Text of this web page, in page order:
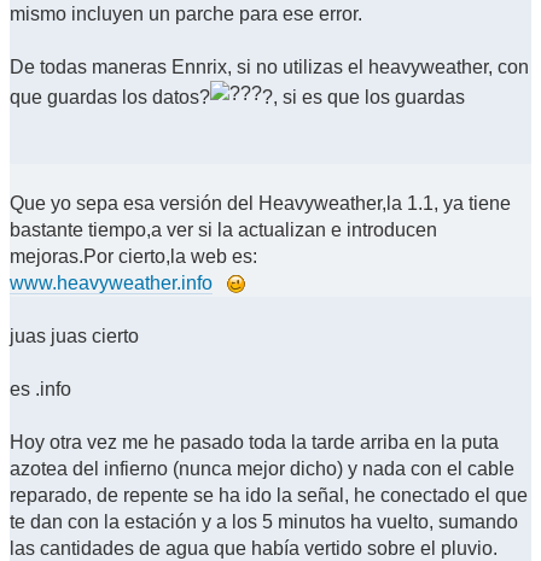
mismo incluyen un parche para ese error.
De todas maneras Ennrix, si no utilizas el heavyweather, con
que guardas los datos?
?, si es que los guardas
Que yo sepa esa versión del Heavyweather,la 1.1, ya tiene
bastante tiempo,a ver si la actualizan e introducen
mejoras.Por cierto,la web es:
www.heavyweather.info
juas juas cierto
es .info
Hoy otra vez me he pasado toda la tarde arriba en la puta
azotea del infierno (nunca mejor dicho) y nada con el cable
reparado, de repente se ha ido la señal, he conectado el que
te dan con la estación y a los 5 minutos ha vuelto, sumando
las cantidades de agua que había vertido sobre el pluvio.